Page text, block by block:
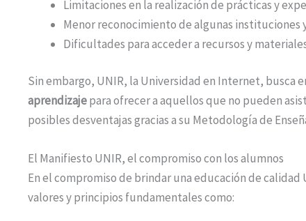
Limitaciones en la realización de prácticas y
Menor reconocimiento de algunas instituciones
Dificultades para acceder a recursos y
Sin embargo, UNIR, la Universidad en Internet, busca
aprendizajepara ofrecer a aquellos que no pueden
posibles desventajas gracias a su Metodología de
El Manifiesto UNIR, el compromiso con los alumnos
En el compromiso de brindar una educación de
valores y principios fundamentales como: